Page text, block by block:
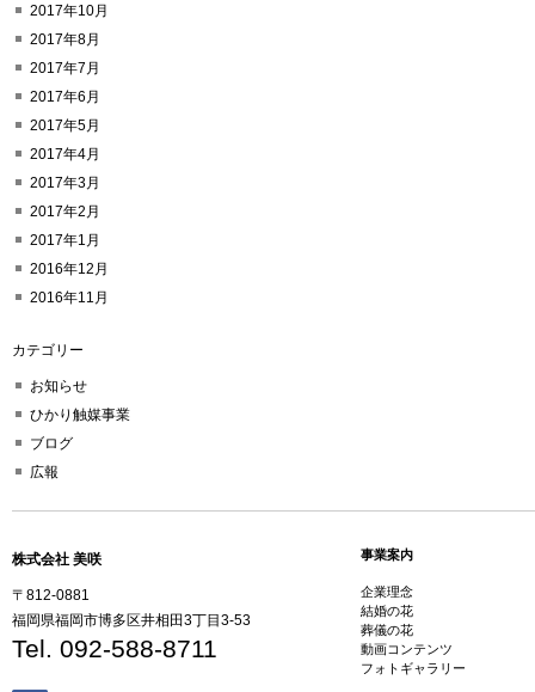
2017年10月
2017年8月
2017年7月
2017年6月
2017年5月
2017年4月
2017年3月
2017年2月
2017年1月
2016年12月
2016年11月
カテゴリー
お知らせ
ひかり触媒事業
ブログ
広報
株式会社 美咲
〒812-0881
福岡県福岡市博多区井相田3丁目3-53
Tel. 092-588-8711
事業案内
企業理念
結婚の花
葬儀の花
動画コンテンツ
フォトギャラリー